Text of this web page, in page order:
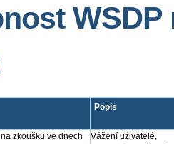
Popis
zkoušku ve dnech
Vážení uživatelé,